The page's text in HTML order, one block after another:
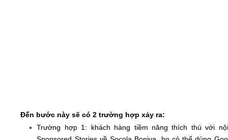
Đến bước này sẽ có 2 trường hợp xảy ra:
Trường hợp 1: khách hàng tiềm năng thích thú với